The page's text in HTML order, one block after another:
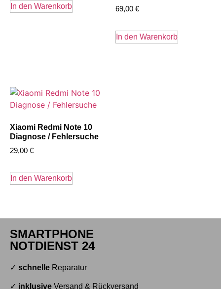
In den Warenkorb
69,00 €
In den Warenkorb
Xiaomi Redmi Note 10
Diagnose / Fehlersuche
29,00 €
In den Warenkorb
SMARTPHONE
NOTDIENST 24
✓ schnelle Reparatur
✓ inklusive Versand & Rückversand